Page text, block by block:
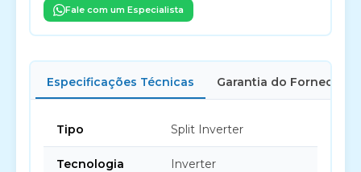
Fale com um Especialista
Especificações Técnicas Garantia do Fornecedor
Tipo Split Inverter
Tecnologia Inverter